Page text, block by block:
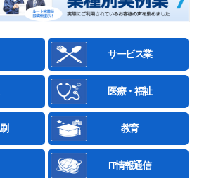
サービス業
医療・福祉
教育
IT情報通信